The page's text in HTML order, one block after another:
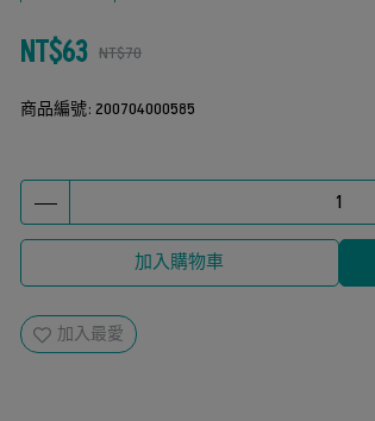
NT$63 NT$70
商品編號: 200704000585
加入購物車
加入最愛